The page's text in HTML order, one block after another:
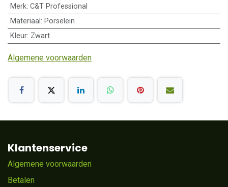
Merk: C&T Professional
Materiaal : Porselein
Kleur: Zwart
Algemene voorwaarden
Klantenservice
Algemene voorwaarden
Betalen